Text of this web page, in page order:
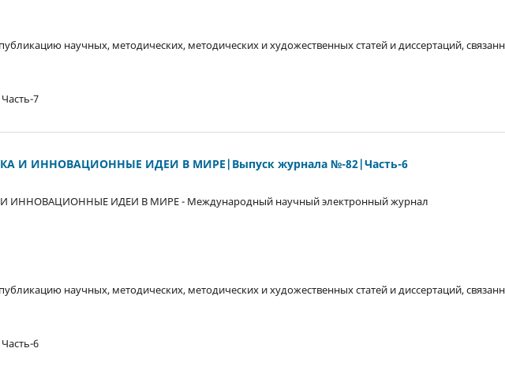
научных, методических, методических и художественных статей и диссертаций,
7
И ИННОВАЦИОННЫЕ ИДЕИ В МИРЕ|Выпуск журнала №-82|Часть-6
ИННОВАЦИОННЫЕ ИДЕИ В МИРЕ - Международный научный электронный журнал
научных, методических, методических и художественных статей и диссертаций,
6